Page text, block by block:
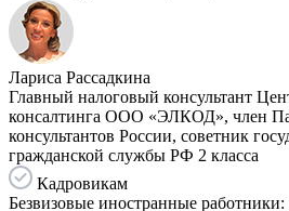
Лариса Рассадкина
Главный налоговый консультант
консалтинга ООО «ЭЛКОД», член
консультантов России, советник
гражданской службы РФ 2 класса
Кадровикам
Безвизовые иностранные